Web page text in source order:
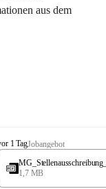
aus dem
1 TagJobangebot
1,7 MB